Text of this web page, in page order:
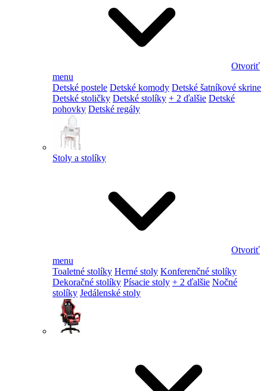
Otvoriť
menu
Detské postele Detské komody Detské šatníkové skrine
Detské stoličky Detské stolíky + 2 ďalšie Detské
pohovky Detské regály
Stoly a stolíky
Otvoriť
menu
Toaletné stolíky Herné stoly Konferenčné stolíky
Dekoračné stolíky Písacie stoly + 2 ďalšie Nočné
stolíky Jedálenské stoly